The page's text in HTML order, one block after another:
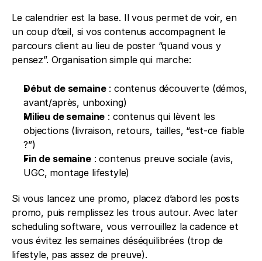
Le calendrier est la base. Il vous permet de voir, en
un coup d’œil, si vos contenus accompagnent le
parcours client au lieu de poster “quand vous y
pensez”. Organisation simple qui marche:
Début de semaine : contenus découverte (démos,
avant/après, unboxing)
Milieu de semaine : contenus qui lèvent les
objections (livraison, retours, tailles, “est-ce fiable
?”)
Fin de semaine : contenus preuve sociale (avis,
UGC, montage lifestyle)
Si vous lancez une promo, placez d’abord les posts
promo, puis remplissez les trous autour. Avec later
scheduling software, vous verrouillez la cadence et
vous évitez les semaines déséquilibrées (trop de
lifestyle, pas assez de preuve).